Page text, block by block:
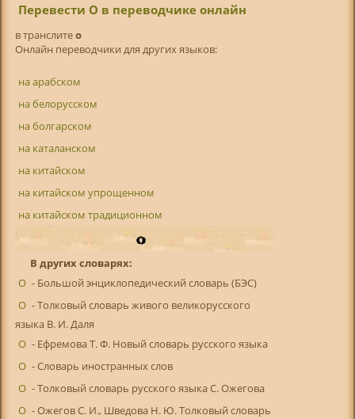
Перевести О в переводчике онлайн
в транслитeo
Онлайн переводчики для других языков:
на арабском
на белорусском
на болгарском
на каталанском
на китайском
на китайском упрощенном
на китайском традиционном
В других словарях:
О - Большой энциклопедический словарь (БЭС)
О - Толковый словарь живого великорусского
языка В. И. Даля
О - Ефремова Т. Ф. Новый словарь русского языка
О - Словарь иностранных слов
О - Толковый словарь русского языка С. Ожегова
О - Ожегов С. И., Шведова Н. Ю. Толковый словарь